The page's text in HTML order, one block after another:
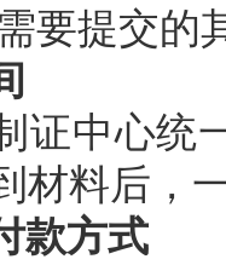
要提交的
证中心统
材料后，
款方式